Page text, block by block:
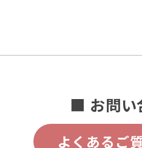
■ お問い
よくあるご